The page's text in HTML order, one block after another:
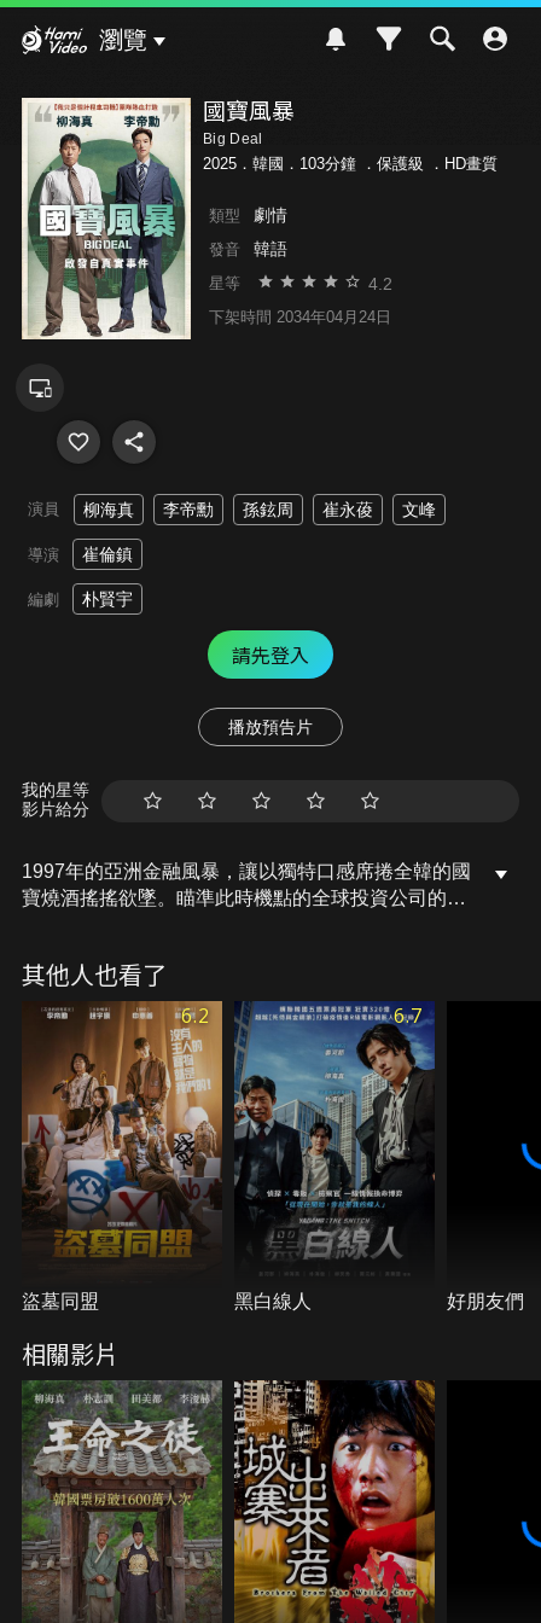
瀏覽
國寶風暴
Big Deal
2025．韓國．103分鐘 ． 保護級 ．HD畫質
類型 劇情
發音 韓語
星等 4.2
下架時間 2034年04月24日
演員 柳海真 李帝勳 孫鉉周 崔永葰 文峰
導演 崔倫鎮
編劇 朴賢宇
請先登入
播放預告片
我的星等
影片給分
1997年的亞洲金融風暴，讓以獨特口感席捲全韓的國
寶燒酒搖搖欲墜。瞄準此時機點的全球投資公司的職
救公司而十分依賴聰明的仁凡。為了守護奉獻一生的
公司的鍾祿，與為了收購其公司而接近鍾祿的仁凡，
目的不同的兩人因為燒酒而愈走愈近。
其他人也看了
6.2
盜墓同盟
6.7
黑白線人 好朋友們
相關影片